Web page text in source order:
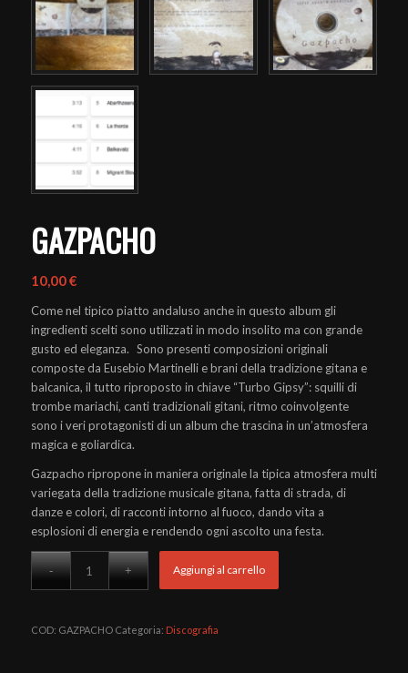
GAZPACHO
10,00€
Come nel tipico piatto andaluso anche in questo album gli
ingredienti scelti sono utilizzati in modo insolito ma con grande
gusto ed eleganza. Sono presenti composizioni originali
composte da Eusebio Martinelli e brani della tradizione gitana e
balcanica, il tutto riproposto in chiave “Turbo Gipsy”: squilli di
trombe mariachi, canti tradizionali gitani, ritmo coinvolgente
sono i veri protagonisti di un album che trascina in un’atmosfera
magica e goliardica.
Gazpacho ripropone in maniera originale la tipica atmosfera multi
variegata della tradizione musicale gitana, fatta di strada, di
danze e colori, di racconti intorno al fuoco, dando vita a
esplosioni di energia e rendendo ogni ascolto una festa.
Aggiungi al carrello
COD: GAZPACHO Categoria: Discografia